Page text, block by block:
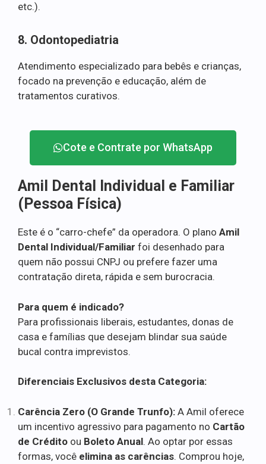
etc.).
8. Odontopediatria
Atendimento especializado para bebês e crianças,
focado na prevenção e educação, além de
tratamentos curativos.
Cote e Contrate por WhatsApp
Amil Dental Individual e Familiar
(Pessoa Física)
Este é o “carro-chefe” da operadora. O plano Amil
Dental Individual/Familiar foi desenhado para
quem não possui CNPJ ou prefere fazer uma
contratação direta, rápida e sem burocracia.
Para quem é indicado?
Para profissionais liberais, estudantes, donas de
casa e famílias que desejam blindar sua saúde
bucal contra imprevistos.
Diferenciais Exclusivos desta Categoria:
Carência Zero (O Grande Trunfo): A Amil oferece
um incentivo agressivo para pagamento no Cartão
de Crédito ou Boleto Anual. Ao optar por essas
formas, você elimina as carências. Comprou hoje,